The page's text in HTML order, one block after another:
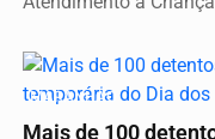
MARANHÃO
Mais de 100